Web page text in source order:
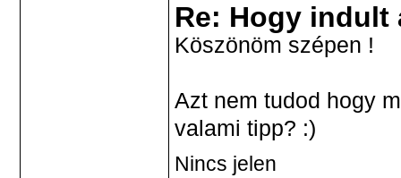
Re: Hogy indult
Köszönöm szépen !
Azt nem tudod hogy
valami tipp? :)
Nincs jelen